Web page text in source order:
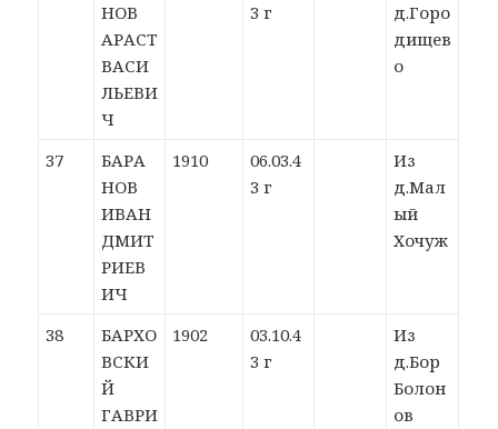
НОВ
АРАСТ
ВАСИ
ЛЬЕВИ
Ч
3 г
д.Горо
дищев
о
37
БАРА
НОВ
ИВАН
ДМИТ
РИЕВ
ИЧ
1910
06.03.4
3 г
Из
д.Мал
ый
Хочуж
38
БАРХО
ВСКИ
Й
ГАВРИ
1902
03.10.4
3 г
Из
д.Бор
Болон
ов